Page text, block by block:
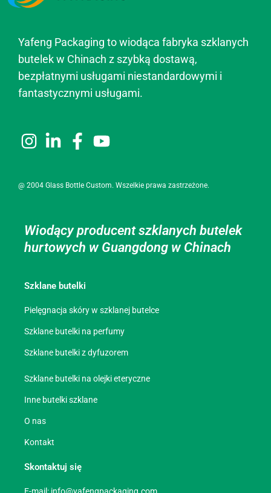
Yafeng Packaging to wiodąca fabryka szklanych
butelek w Chinach z szybką dostawą,
bezpłatnymi usługami niestandardowymi i
fantastycznymi usługami.
@ 2004 Glass Bottle Custom. Wszelkie prawa zastrzeżone.
Wiodący producent szklanych butelek
hurtowych w Guangdong w Chinach
Szklane butelki
Pielęgnacja skóry w szklanej butelce
Szklane butelki na perfumy
Szklane butelki z dyfuzorem
Szklane butelki na olejki eteryczne
Inne butelki szklane
O nas
Kontakt
Skontaktuj się